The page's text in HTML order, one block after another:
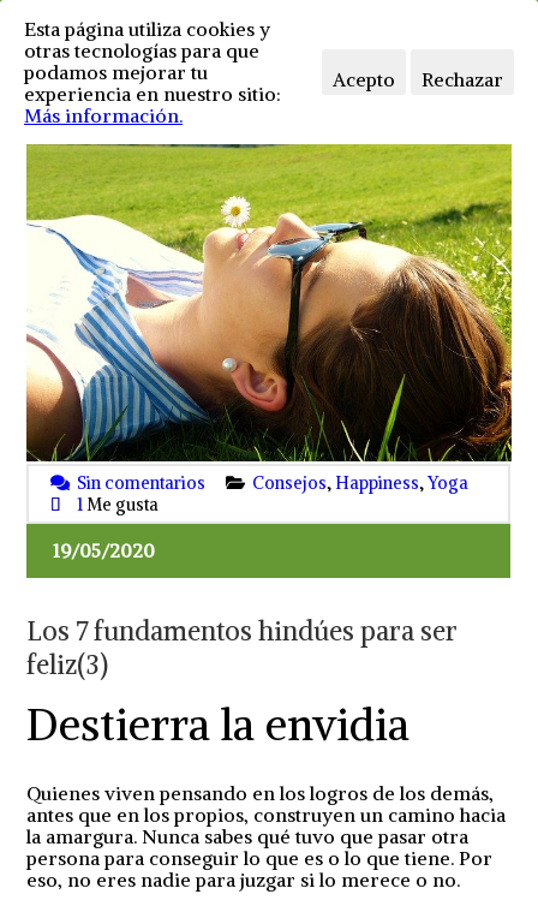
Sin comentarios Consejos, Happiness,Yoga
1Me gusta
19/05/2020
Los 7 fundamentos hindúes para ser
feliz(3)
Destierra la envidia
Quienes viven pensando en los logros de los demás,
antes que en los propios, construyen un camino hacia
la amargura. Nunca sabes qué tuvo que pasar otra
persona para conseguir lo que es o lo que tiene. Por
eso, no eres nadie para juzgar si lo merece o no.
Esta página utiliza cookies y
otras tecnologías para que
podamos mejorar tu
experiencia en nuestro sitio:
Más información.
Acepto Rechazar